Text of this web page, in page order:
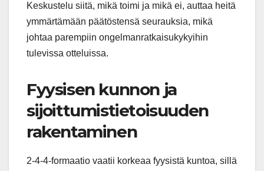
Keskustelu siitä, mikä toimi ja mikä ei, auttaa heitä
ymmärtämään päätöstensä seurauksia, mikä
johtaa parempiin ongelmanratkaisukykyihin
tulevissa otteluissa.
Fyysisen kunnon ja
sijoittumistietoisuuden
rakentaminen
2-4-4-formaatio vaatii korkeaa fyysistä kuntoa, sillä